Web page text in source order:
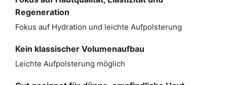
Regeneration
Fokus auf Hydration und leichte Aufpolsterung
Kein klassischer Volumenaufbau
Leichte Aufpolsterung möglich